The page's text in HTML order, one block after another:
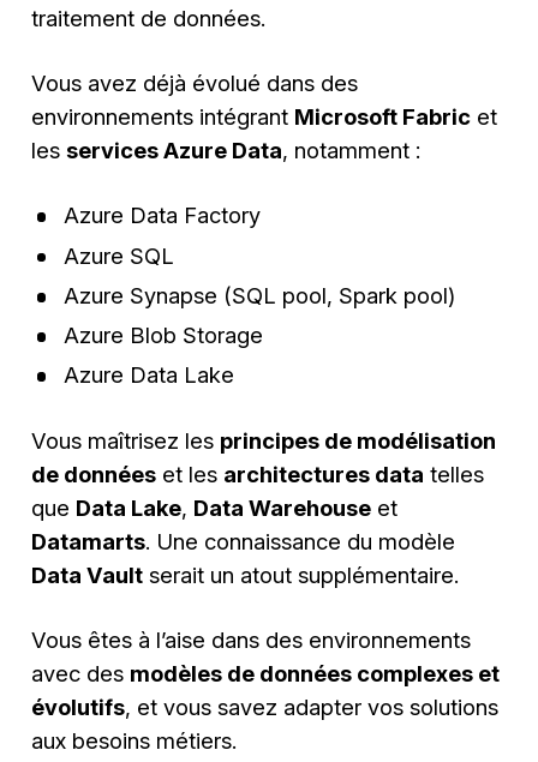
traitement de données.
Vous avez déjà évolué dans des
environnements intégrant Microsoft Fabric et
les services Azure Data, notamment :
Azure Data Factory
Azure SQL
Azure Synapse (SQL pool, Spark pool)
Azure Blob Storage
Azure Data Lake
Vous maîtrisez les principes de modélisation
de données et les architectures data telles
que Data Lake, Data Warehouse et
Datamarts. Une connaissance du modèle
Data Vault serait un atout supplémentaire.
Vous êtes à l’aise dans des environnements
avec des modèles de données complexes et
évolutifs, et vous savez adapter vos solutions
aux besoins métiers.